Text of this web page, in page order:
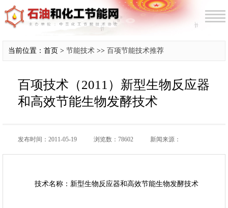
当前位置：首页 > 节能技术 >> 百项节能技术推荐
百项技术（2011）新型生物反应器
和高效节能生物发酵技术
发布时间：2011-05-19 浏览数：78602 新闻来源：
技术名称：新型生物反应器和高效节能生物发酵技术